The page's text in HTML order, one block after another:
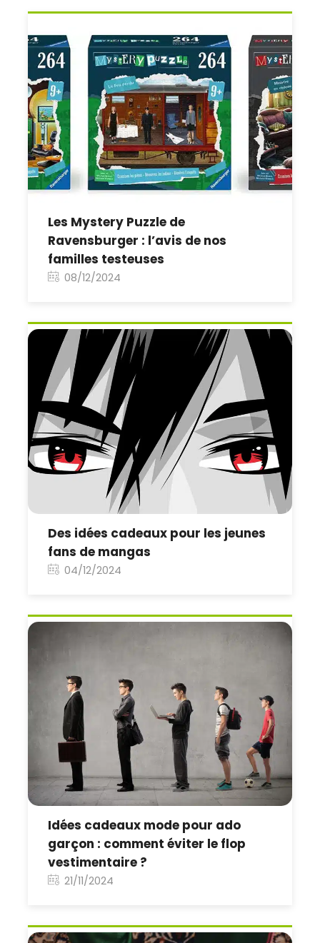
Les Mystery Puzzle de
Ravensburger : l’avis de nos
familles testeuses
08/12/2024
Des idées cadeaux pour les jeunes
fans de mangas
04/12/2024
Idées cadeaux mode pour ado
garçon : comment éviter le flop
vestimentaire ?
21/11/2024